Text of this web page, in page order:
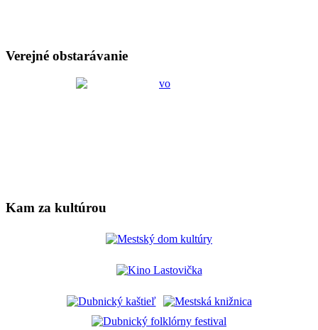
Verejné obstarávanie
Kam za kultúrou